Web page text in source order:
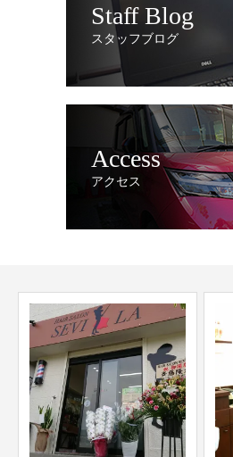
Staff Blog
スタッフブログ
Access
アクセス